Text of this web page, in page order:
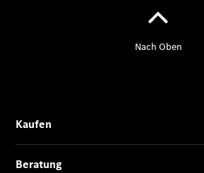
Kurzfristig
Angebote